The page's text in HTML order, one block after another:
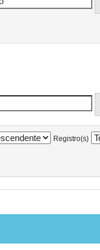
Registro(s)